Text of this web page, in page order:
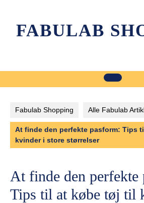
contentFABULAB
Fabulab Shopping Alle Fabulab
At finde den perfekte pasform: Tips
kvinder i store størrelser
At finde den perfekte
Tips til at købe tøj til